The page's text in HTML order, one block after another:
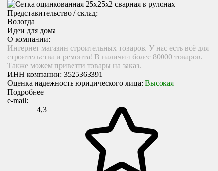
Представительство / склад:
Вологда
Идеи для дома
О компании:
Интернет магазин строительных товаров. У нас есть всё для
строительства и ремонта! В наличии более 80000 товаров.
Также можем привезти товары на заказ.
ИНН компании: 3525363391
Оценка надежность юридического лица: Высокая
Подробнее
e-mail:
4,3